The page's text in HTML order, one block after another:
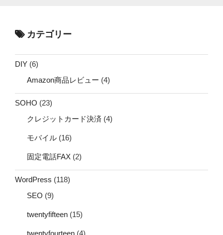
カテゴリー
DIY (6)
Amazon商品レビュー (4)
SOHO (23)
クレジットカード決済 (4)
モバイル (16)
固定電話FAX (2)
WordPress (118)
SEO (9)
twentyfifteen (15)
twentyfourteen (4)